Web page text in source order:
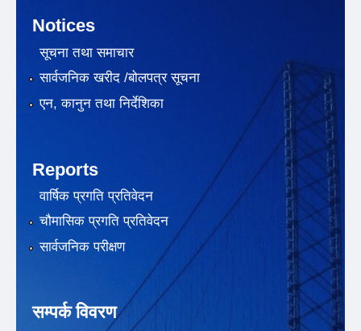
Notices
सूचना तथा समाचार
सार्वजनिक खरीद /बोलपत्र सूचना
एन, कानुन तथा निर्देशिका
Reports
वार्षिक प्रगति प्रतिवेदन
चौमासिक प्रगति प्रतिवेदन
सार्वजनिक परीक्षण
सम्पर्क विवरण